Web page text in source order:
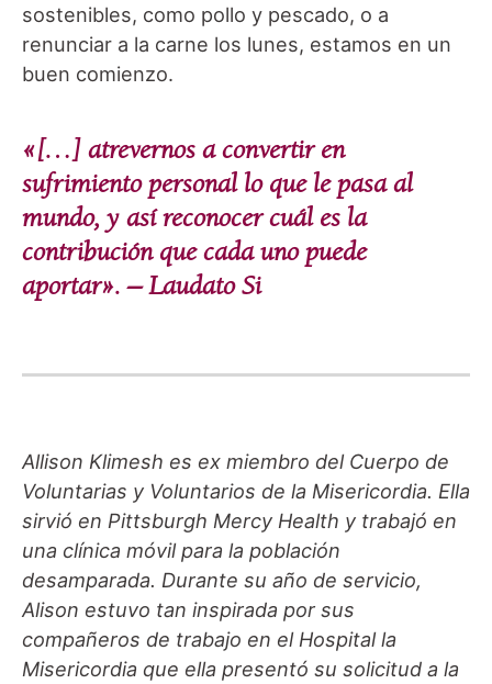
sostenibles, como pollo y pescado, o a
renunciar a la carne los lunes, estamos en un
buen comienzo.
«[…] atrevernos a convertir en
sufrimiento personal lo que le pasa al
mundo, y así reconocer cuál es la
contribución que cada uno puede
aportar». – Laudato Si
Allison Klimesh es ex miembro del Cuerpo de
Voluntarias y Voluntarios de la Misericordia. Ella
sirvió en Pittsburgh Mercy Health y trabajó en
una clínica móvil para la población
desamparada. Durante su año de servicio,
Alison estuvo tan inspirada por sus
compañeros de trabajo en el Hospital la
Misericordia que ella presentó su solicitud a la